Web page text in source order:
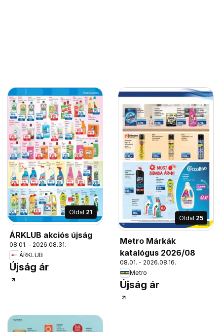
Oldal 21
ÁRKLUB akciós újság
08.01. - 2026.08.31.
ÁRKLUB
Újság ár
Oldal 25
Metro Márkák
katalógus 2026/08
08.01. - 2026.08.16.
Metro
Újság ár